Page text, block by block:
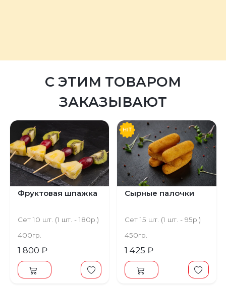
С ЭТИМ ТОВАРОМ
ЗАКАЗЫВАЮТ
Фруктовая шпажка
Сет 10 шт. (1 шт. - 180р.)
400гр.
1 800 ₽
Сырные палочки
Сет 15 шт. (1 шт. - 95р.)
450гр.
1 425 ₽